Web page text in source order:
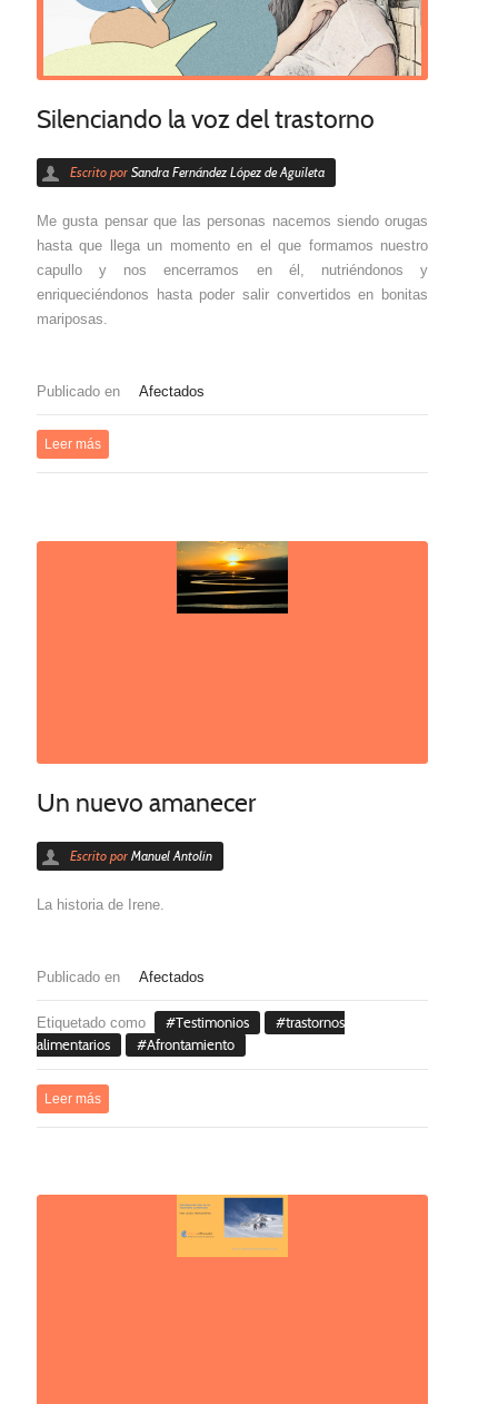
Silenciando la voz del trastorno
Escrito por Sandra Fernández López de Aguileta
Me gusta pensar que las personas nacemos siendo orugas
hasta que llega un momento en el que formamos nuestro
capullo y nos encerramos en él, nutriéndonos y
enriqueciéndonos hasta poder salir convertidos en bonitas
mariposas.
Publicado en Afectados
Leer más
Un nuevo amanecer
Escrito por Manuel Antolín
La historia de Irene.
Publicado en Afectados
Etiquetado como Testimonios
trastornos
alimentarios
Afrontamiento
Leer más